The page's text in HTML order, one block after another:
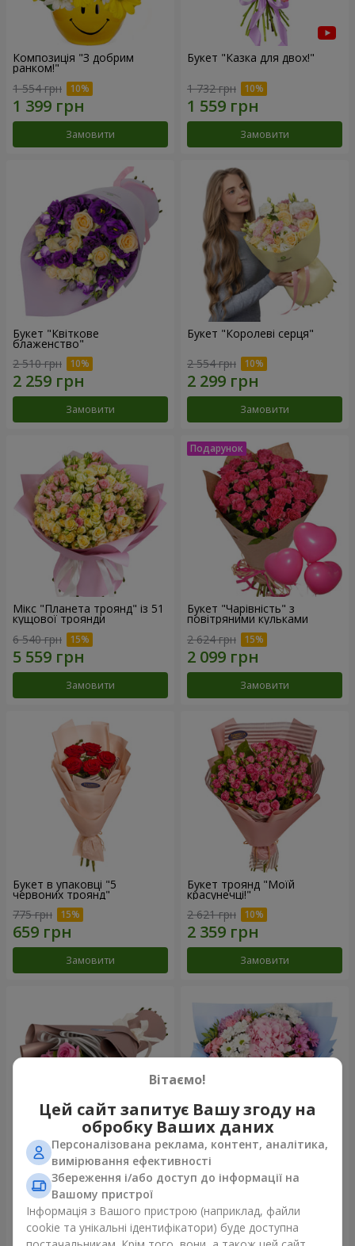
Композиція "З добрим
ранком!"
1 554 грн
Замовити
Букет "Казка для двох!"
1 732 грн
Замовити
Букет "Квіткове
блаженство"
2 510 грн
Замовити
Букет "Королеві серця"
2 554 грн
Замовити
Мікс "Планета троянд" із 51
кущової троянди
6 540 грн
Замовити
Букет "Чарівність" з
повітряними кульками
2 624 грн
Замовити
Букет в упаковці "5
червоних троянд"
775 грн
Замовити
Букет троянд "Моїй
красунечці!"
2 621 грн
Замовити
Букет "7 рожевих троянд!"
1 074 грн
Замовити
Романтичний букет
"Небеса"
Замовити
Вітаємо!
Цей сайт запитує Вашу згоду на
обробку Ваших даних
Персоналізована реклама, контент, аналітика,
вимірювання ефективності
Збереження і/або доступ до інформації на
Вашому пристрої
Інформація з Вашого пристрою (наприклад, файли
cookie та унікальні ідентифікатори) буде доступна